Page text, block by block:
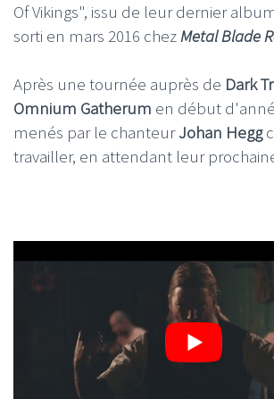
Of Vikings", issu de leur dernier
sorti en mars 2016 chezMetal Blade
Après une tournée auprès de Dark
Omnium Gatherum en début
menés par le chanteurJohan Hegg
travailler, en attendant leur